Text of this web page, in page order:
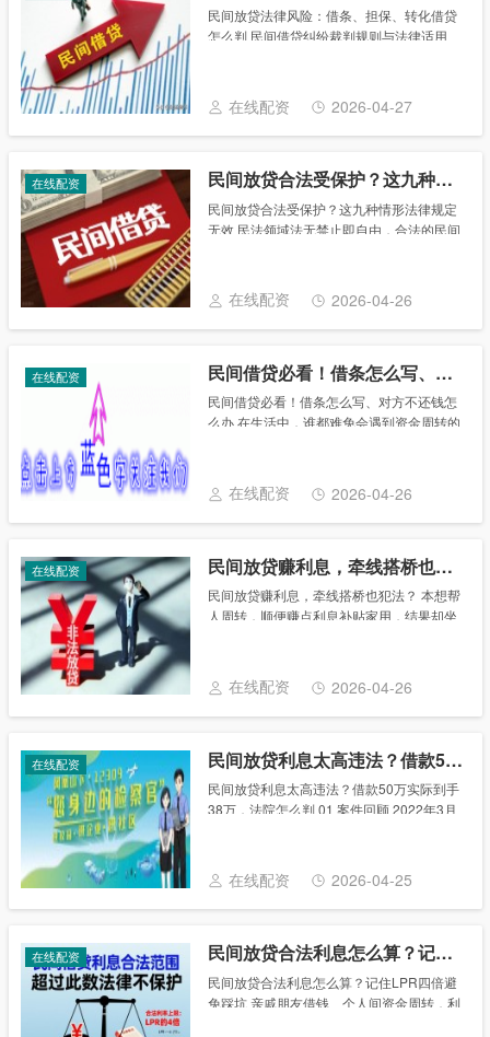
民间放贷法律风险：借条、担保、转化借贷
怎么判 民间借贷纠纷裁判规则与法律适用
若被告提出合理异议或借条存在明显瑕疵，
持......
在线配资 2026-04-27
在线配资 民间放贷合法受保护？这九种情形法律规定无效
民间放贷合法受保护？这九种情形法律规定
无效 民法领域法无禁止即自由，合法的民间
根据现行法律及司法实践，套取金融机构贷
款......
在线配资 2026-04-26
在线配资 民间借贷必看！借条怎么写、对方不还钱怎么办
民间借贷必看！借条怎么写、对方不还钱怎
么办 在生活中，谁都难免会遇到资金周转的
动，无论是“借钱人”还是“出借人”，在“借......
在线配资 2026-04-26
在线配资 民间放贷赚利息，牵线搭桥也犯法？
民间放贷赚利息，牵线搭桥也犯法？ 本想帮
人周转，顺便赚点利息补贴家用，结果却坐
通过介绍扩散到周边乡镇的陌生人； 行为
“经......
在线配资 2026-04-26
在线配资 民间放贷利息太高违法？借款50万实际到手38万，法院怎么判
民间放贷利息太高违法？借款50万实际到手
38万，法院怎么判 01 案件回顾 2022年3月
议书》，协议约定：本金为50......
在线配资 2026-04-25
在线配资 民间放贷合法利息怎么算？记住LPR四倍避免踩坑
民间放贷合法利息怎么算？记住LPR四倍避
免踩坑 亲戚朋友借钱、个人间资金周转，利